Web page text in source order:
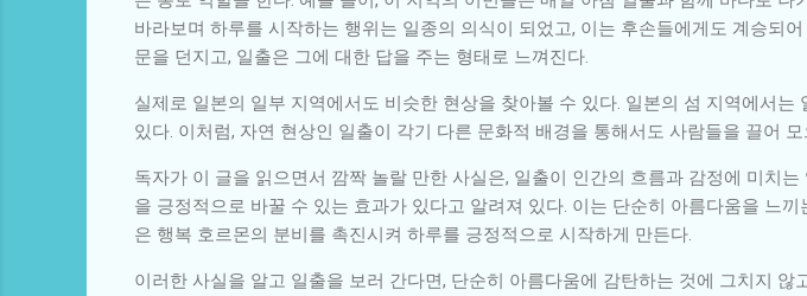
바라보며 하루를 시작하는 행위는 일종의 의식이 되었고, 이는 후손들에게도 계승되
문을 던지고, 일출은 그에 대한 답을 주는 형태로 느껴진다.
실제로 일본의 일부 지역에서도 비슷한 현상을 찾아볼 수 있다. 일본의 섬 지역에서
있다. 이처럼, 자연 현상인 일출이 각기 다른 문화적 배경을 통해서도 사람들을 끌어
독자가 이 글을 읽으면서 깜짝 놀랄 만한 사실은, 일출이 인간의 흐름과 감정에 미치
을 긍정적으로 바꿀 수 있는 효과가 있다고 알려져 있다. 이는 단순히 아름다움을 느
은 행복 호르몬의 분비를 촉진시켜 하루를 긍정적으로 시작하게 만든다.
이러한 사실을 알고 일출을 보러 간다면, 단순히 아름다움에 감탄하는 것에 그치지